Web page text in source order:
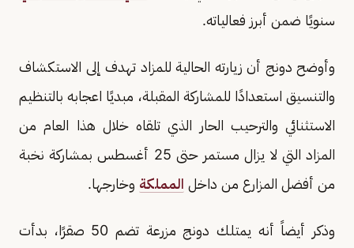
سنويًا ضمن أبرز فعالياته.
وأوضح دونج أن زيارته الحالية للمزاد تهدف إلى الاستكشاف
والتنسيق استعدادًا للمشاركة المقبلة، مبديًا اعجابه بالتنظيم
الاستثنائي والترحيب الحار الذي تلقاه خلال هذا العام من
المزاد التي لا يزال مستمر حتى 25 أغسطس بمشاركة نخبة
من أفضل المزارع من داخل المملكة وخارجها.
وذكر أيضاً أنه يمتلك دونج مزرعة تضم 50 صقرًا، بدأت